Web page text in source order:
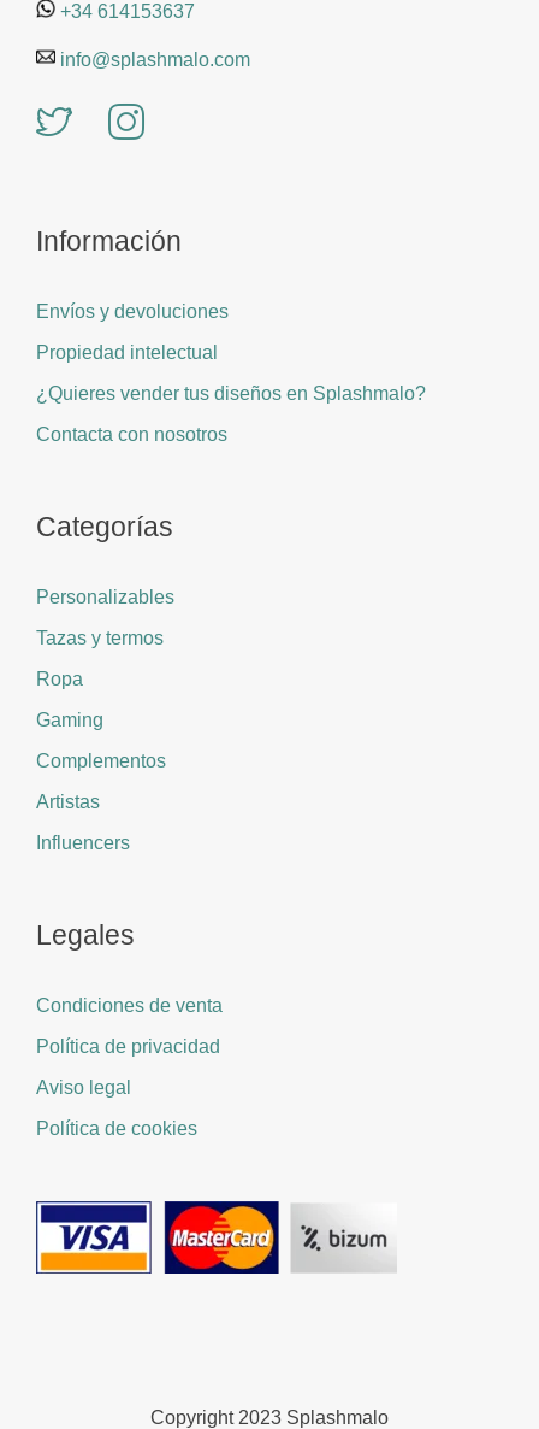
+34 614153637
info@splashmalo.com
Información
Envíos y devoluciones
Propiedad intelectual
¿Quieres vender tus diseños en Splashmalo?
Contacta con nosotros
Categorías
Personalizables
Tazas y termos
Ropa
Gaming
Complementos
Artistas
Influencers
Legales
Condiciones de venta
Política de privacidad
Aviso legal
Política de cookies
Copyright 2023 Splashmalo